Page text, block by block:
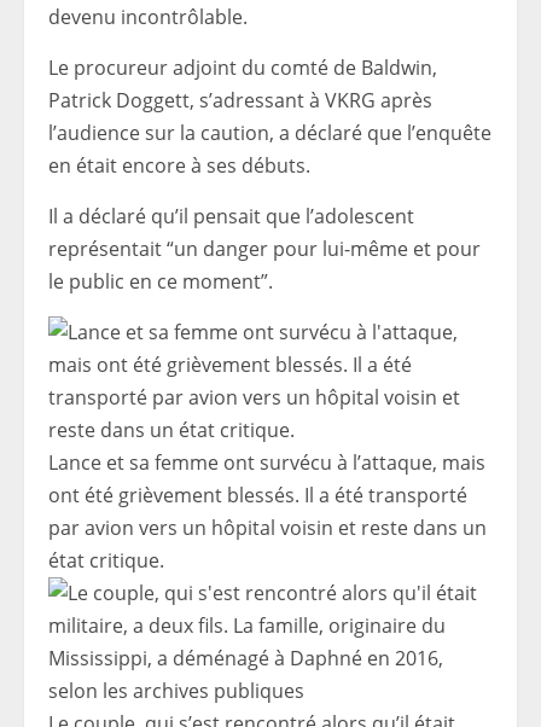
devenu incontrôlable.
Le procureur adjoint du comté de Baldwin,
Patrick Doggett, s’adressant à VKRG après
l’audience sur la caution, a déclaré que l’enquête
en était encore à ses débuts.
Il a déclaré qu’il pensait que l’adolescent
représentait “un danger pour lui-même et pour
le public en ce moment”.
Lance et sa femme ont survécu à l’attaque, mais
ont été grièvement blessés. Il a été transporté
par avion vers un hôpital voisin et reste dans un
état critique.